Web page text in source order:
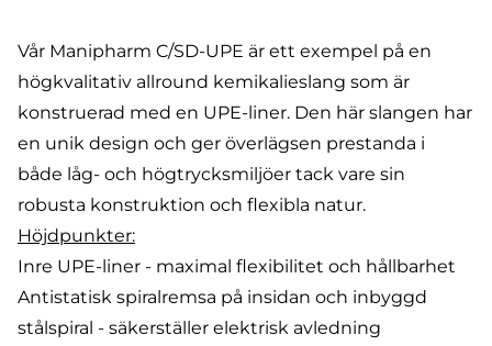
Vår Manipharm C/SD-UPE är ett exempel på en
högkvalitativ allround kemikalieslang som är
konstruerad med en UPE-liner. Den här slangen har
en unik design och ger överlägsen prestanda i
både låg- och högtrycksmiljöer tack vare sin
robusta konstruktion och flexibla natur.
Höjdpunkter:
Inre UPE-liner - maximal flexibilitet och hållbarhet
Antistatisk spiralremsa på insidan och inbyggd
stålspiral - säkerställer elektrisk avledning